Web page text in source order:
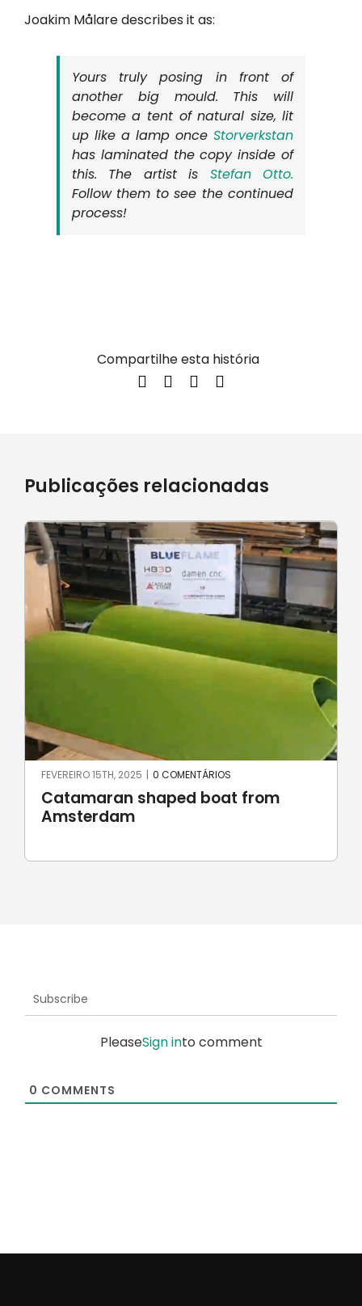
Joakim Målaredescribes it as:
Yours truly posing in front of
another big mould. This will
become a tent of natural size, lit
up like a lamp onceStorverkstan
has laminated the copy inside of
this. The artist is Stefan Otto.
Follow them to see the continued
process!
Compartilhe esta história
Publicações relacionadas
Robotic stone milling by
UnionRobot
JUNHO 23RD, 2024 | 0 COMENTÁRIOS
Subscribe
PleaseSign into comment
0 COMMENTS